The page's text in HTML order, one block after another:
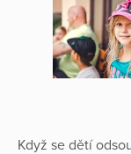
Když se dětí